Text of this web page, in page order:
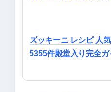
ズッキーニ レシピ 人
5355件殿堂入り完全ガ